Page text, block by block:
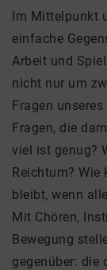
Im Mittelpunkt
einfache
Arbeit und
nicht nur um
Fragen
Fragen, die
viel ist genug?
Reichtum?
bleibt, wenn
Mit Chören,
Bewegung
gegenüber: die